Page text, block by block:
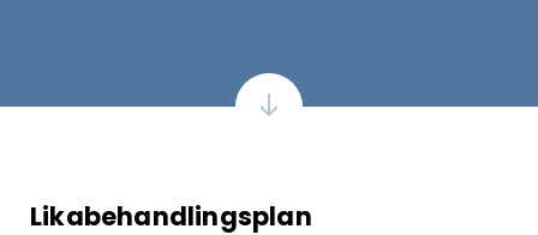
Likabehandlingsplan